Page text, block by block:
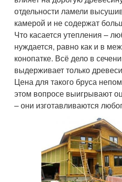
отдельности ламели
камерой и не содержат
Что касается утепления –
нуждается, равно как и в
конопатке. Всё дело в
выдерживает только
Цена для такого бруса
этом вопросе выигрывают
– они изготавливаются